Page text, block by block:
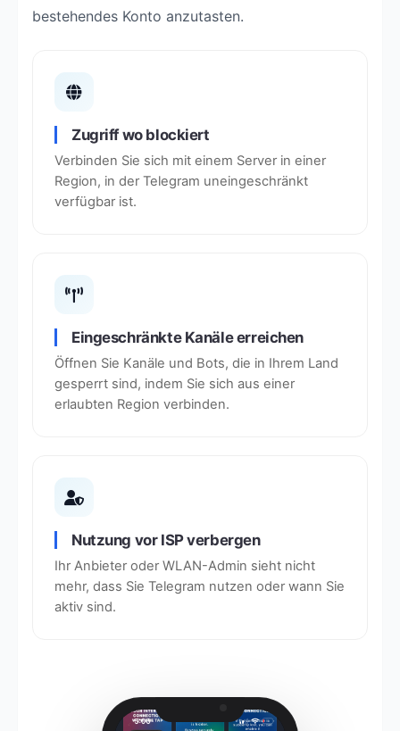
bestehendes Konto anzutasten.
Zugriff wo blockiert
Verbinden Sie sich mit einem Server in einer
Region, in der Telegram uneingeschränkt
verfügbar ist.
Eingeschränkte Kanäle erreichen
Öffnen Sie Kanäle und Bots, die in Ihrem Land
gesperrt sind, indem Sie sich aus einer
erlaubten Region verbinden.
Nutzung vor ISP verbergen
Ihr Anbieter oder WLAN-Admin sieht nicht
mehr, dass Sie Telegram nutzen oder wann Sie
aktiv sind.